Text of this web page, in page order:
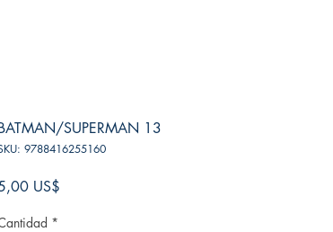
SUPERMAN 13
9788416255160
US$
*